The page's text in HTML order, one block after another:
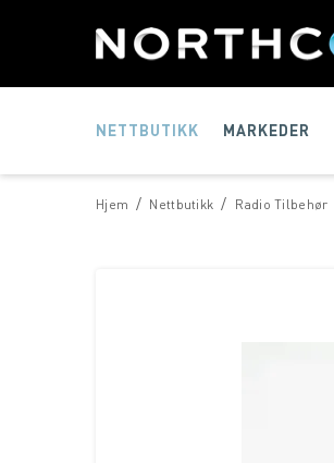
NETTBUTIKK MARKEDER
/
Hjem /
Nettbutikk Radio Tilbehør